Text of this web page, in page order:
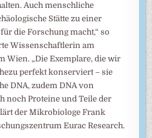
Auch menschliche
Stätte zu einer
die Forschung macht,“ so
Wissenschaftlerin am
Wien. „Die Exemplare, die wir
perfekt konserviert – sie
DNA, zudem DNA von
noch Proteine und Teile der
der Mikrobiologe Frank
Eurac Research.